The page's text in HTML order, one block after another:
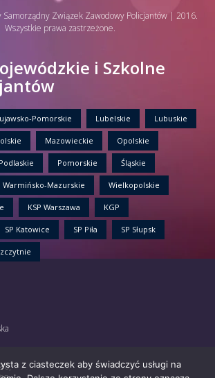
Związek Zawodowy Policjantów | 2016.
Wszystkie prawa zastrzeżone.
i Szkolne
Pomorskie Lubelskie Lubuskie
Mazowieckie Opolskie
Podlaskie Pomorskie Śląskie
Warmińsko-Mazurskie Wielkopolskie
KSP Warszawa KGP
SP Katowice SP Piła SP Słupsk
z ciasteczek aby świadczyć usługi na